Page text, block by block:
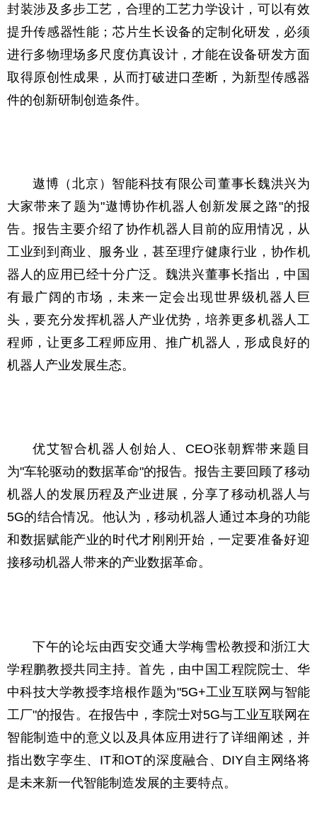
封装涉及多步工艺，合理的工艺力学设计，可以有效
提升传感器性能；芯片生长设备的定制化研发，必须
进行多物理场多尺度仿真设计，才能在设备研发方面
取得原创性成果，从而打破进口垄断，为新型传感器
件的创新研制创造条件。
遨博（北京）智能科技有限公司董事长魏洪兴为
大家带来了题为"遨博协作机器人创新发展之路"的报
告。报告主要介绍了协作机器人目前的应用情况，从
工业到到商业、服务业，甚至理疗健康行业，协作机
器人的应用已经十分广泛。魏洪兴董事长指出，中国
有最广阔的市场，未来一定会出现世界级机器人巨
头，要充分发挥机器人产业优势，培养更多机器人工
程师，让更多工程师应用、推广机器人，形成良好的
机器人产业发展生态。
优艾智合机器人创始人、CEO张朝辉带来题目
为"车轮驱动的数据革命"的报告。报告主要回顾了移动
机器人的发展历程及产业进展，分享了移动机器人与
5G的结合情况。他认为，移动机器人通过本身的功能
和数据赋能产业的时代才刚刚开始，一定要准备好迎
接移动机器人带来的产业数据革命。
下午的论坛由西安交通大学梅雪松教授和浙江大
学程鹏教授共同主持。首先，由中国工程院院士、华
中科技大学教授李培根作题为"5G+工业互联网与智能
工厂"的报告。在报告中，李院士对5G与工业互联网在
智能制造中的意义以及具体应用进行了详细阐述，并
指出数字孪生、IT和OT的深度融合、DIY自主网络将
是未来新一代智能制造发展的主要特点。